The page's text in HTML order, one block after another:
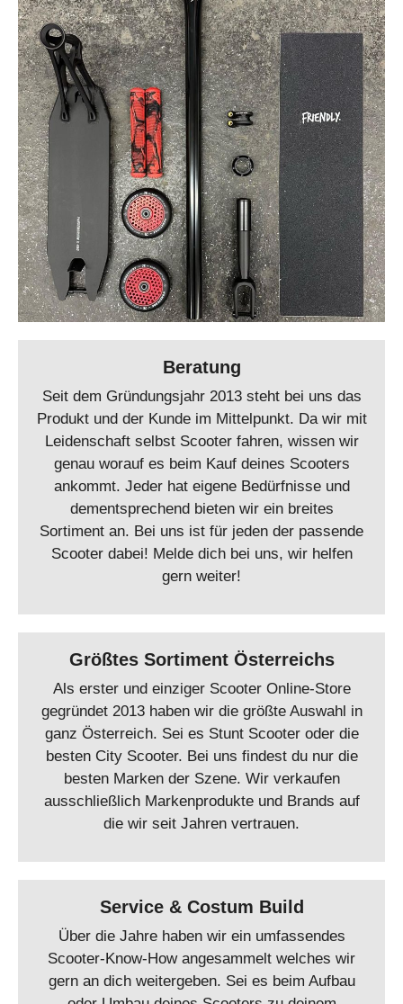
Beratung
Seit dem Gründungsjahr 2013 steht bei uns das
Produkt und der Kunde im Mittelpunkt. Da wir mit
Leidenschaft selbst Scooter fahren, wissen wir
genau worauf es beim Kauf deines Scooters
ankommt. Jeder hat eigene Bedürfnisse und
dementsprechend bieten wir ein breites
Sortiment an. Bei uns ist für jeden der passende
Scooter dabei! Melde dich bei uns, wir helfen
gern weiter!
Größtes Sortiment Österreichs
Als erster und einziger Scooter Online-Store
gegründet 2013 haben wir die größte Auswahl in
ganz Österreich. Sei es Stunt Scooter oder die
besten City Scooter. Bei uns findest du nur die
besten Marken der Szene. Wir verkaufen
ausschließlich Markenprodukte und Brands auf
die wir seit Jahren vertrauen.
Service & Costum Build
Über die Jahre haben wir ein umfassendes
Scooter-Know-How angesammelt welches wir
gern an dich weitergeben. Sei es beim Aufbau